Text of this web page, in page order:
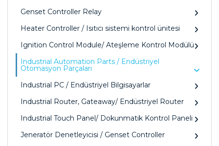
Genset Controller Relay
Heater Controller / Isıtıcı sistemi kontrol ünitesi
Ignition Control Module/ Ateşleme Kontrol Modülü
Industrial Automation Parts / Endüstriyel
Otomasyon Parçaları
Industrial PC / Endüstriyel Bilgisayarlar
Industrial Router, Gateaway/ Endüstriyel Router
Industrial Touch Panel/ Dokunmatik Kontrol Paneli
Jeneratör Denetleyicisi / Genset Controller